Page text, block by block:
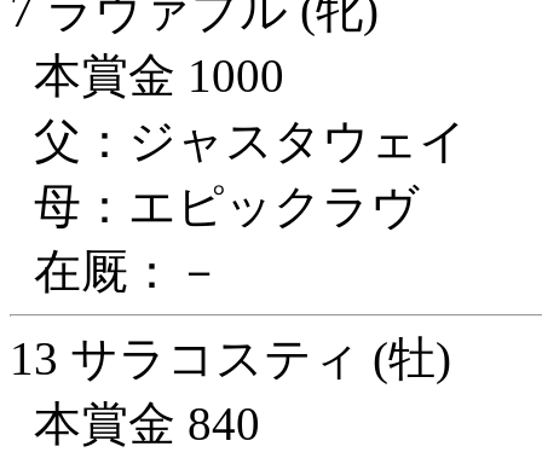
本賞金 1000
父：ジャスタウェイ
母：エピックラヴ
在厩：－
13 サラコスティ (牡)
本賞金 840